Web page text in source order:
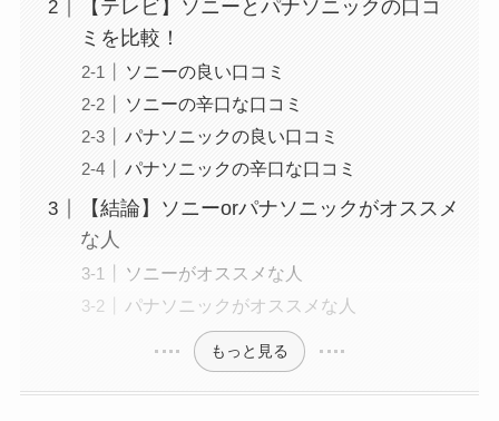
【テレビ】ソニーとパナソニックの口コ
ミを比較！
ソニーの良い口コミ
ソニーの辛口な口コミ
パナソニックの良い口コミ
パナソニックの辛口な口コミ
【結論】ソニーorパナソニックがオススメ
な人
ソニーがオススメな人
パナソニックがオススメな人
もっと見る